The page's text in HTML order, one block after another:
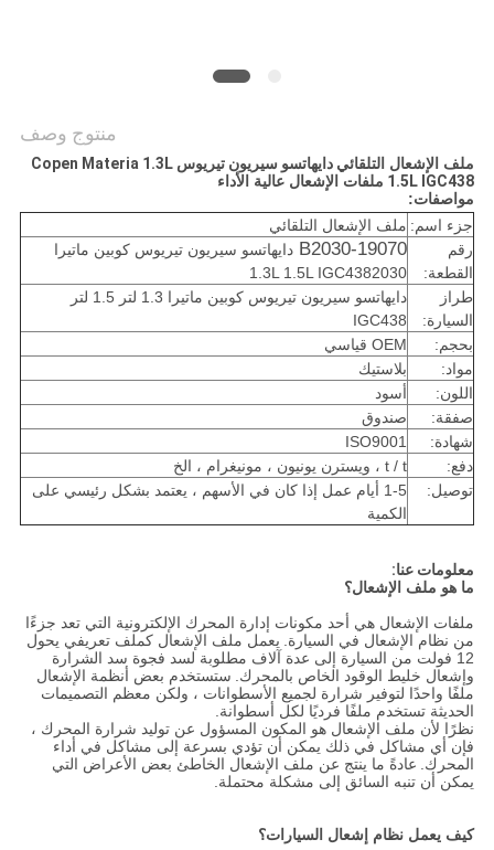
منتوج وصف
ملف الإشعال التلقائي
دايهاتسو سيريون تيريوس Copen Materia 1.3L
1.5L IGC438 ملفات الإشعال عالية الأداء
مواصفات:
جزء اسم: ملف الإشعال التلقائي
رقم
القطعة:
19070-B2030
دايهاتسو سيريون تيريوس كوبين ماتيرا
1.3L 1.5L IGC4382030
طراز
السيارة:
دايهاتسو سيريون تيريوس كوبين ماتيرا 1.3 لتر 1.5 لتر
IGC438
بحجم:
OEM قياسي
مواد:
بلاستيك
اللون:
أسود
صفقة:
صندوق
شهادة:
ISO9001
دفع:
t / t ، ويسترن يونيون ، مونيغرام ، الخ
توصيل:
1-5 أيام عمل إذا كان في الأسهم ، يعتمد بشكل رئيسي على
الكمية
معلومات عنا:
ما هو ملف الإشعال؟
ملفات الإشعال هي أحد مكونات إدارة المحرك الإلكترونية التي تعد جزءًا
من نظام الإشعال في السيارة. يعمل ملف الإشعال كملف تعريفي يحول
12 فولت من السيارة إلى عدة آلاف مطلوبة لسد فجوة سد الشرارة
وإشعال خليط الوقود الخاص بالمحرك. ستستخدم بعض أنظمة الإشعال
ملفًا واحدًا لتوفير شرارة لجميع الأسطوانات ، ولكن معظم التصميمات
الحديثة تستخدم ملفًا فرديًا لكل أسطوانة.
نظرًا لأن ملف الإشعال هو المكون المسؤول عن توليد شرارة المحرك ،
فإن أي مشاكل في ذلك يمكن أن تؤدي بسرعة إلى مشاكل في أداء
المحرك. عادةً ما ينتج عن ملف الإشعال الخاطئ بعض الأعراض التي
يمكن أن تنبه السائق إلى مشكلة محتملة.
كيف يعمل نظام إشعال السيارات؟